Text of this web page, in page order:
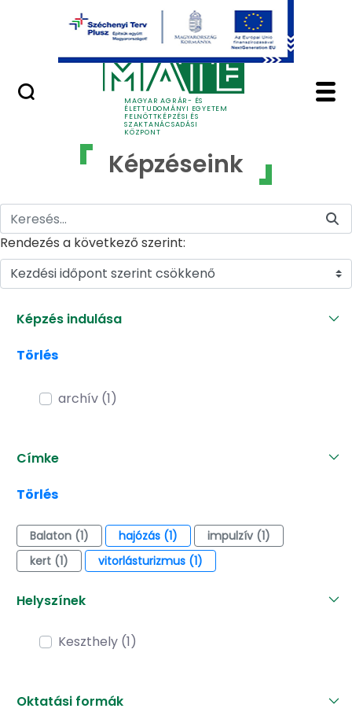
Ugrás a fő tartalomhoz
MAGYAR AGRÁR- ÉS
ÉLETTUDOMÁNYI EGYETEM
FELNŐTTKÉPZÉSI ÉS
SZAKTANÁCSADÁSI
KÖZPONT
Képzéseink - MATE
Képzéseink
Rendezés a következő szerint:
Kezdési időpont szerint csökkenő
Képzés indulása
Törlés
archív (1)
Címke
Törlés
Balaton (1) hajózás (1)
impulzív (1)
kert (1)
vitorlásturizmus (1)
Helyszínek
Keszthely (1)
Oktatási formák